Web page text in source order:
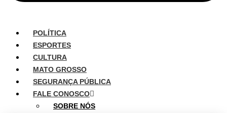
POLÍTICA
ESPORTES
CULTURA
MATO GROSSO
SEGURANÇA PÚBLICA
FALE CONOSCO
SOBRE NÓS